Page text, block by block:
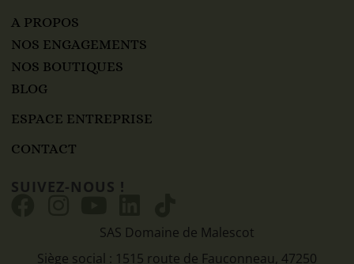
A PROPOS
NOS ENGAGEMENTS
NOS BOUTIQUES
BLOG
ESPACE ENTREPRISE
CONTACT
SUIVEZ-NOUS !
SAS Domaine de Malescot
Siège social : 1515 route de Fauconneau, 47250